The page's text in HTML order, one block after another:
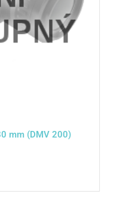
mm (DMV 200)